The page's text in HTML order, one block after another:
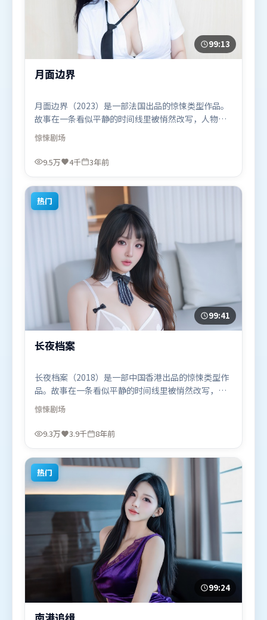
99:13
月面边界
月面边界（2023）是一部法国出品的惊悚类型作品。
故事在一条看似平静的时间线里被悄然改写，人物被
迫直面过去与现在的撕裂。摄影与美术共同营造出强
烈地域气质，增强沉浸感。由洪常秀执导，基里安·
墨菲、长泽雅美、弗洛伦丝·皮尤，孙艺珍、迪皮卡
14日（法国）在部分地区首映上线，适合喜欢惊悚题
材的观众观看。
惊悚剧场
9.5万 4千 3年前
热门
99:41
长夜档案
长夜档案（2018）是一部中国香港出品的惊悚类型作
品。故事在一条看似平静的时间线里被悄然改写，人
物被迫直面过去与现在的撕裂。群像刻画各有弧光，
配角亦承担叙事推进功能。由许鞍华执导，马东锡、
易烊千玺、秦海璐，段奕宏等联袂出演。影片于2018
欢惊悚题材的观众观看。
惊悚剧场
9.3万 3.9千 8年前
热门
99:24